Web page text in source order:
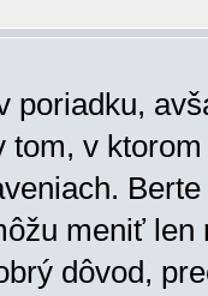
poriadku,
tom, v
meniť
dôvod,